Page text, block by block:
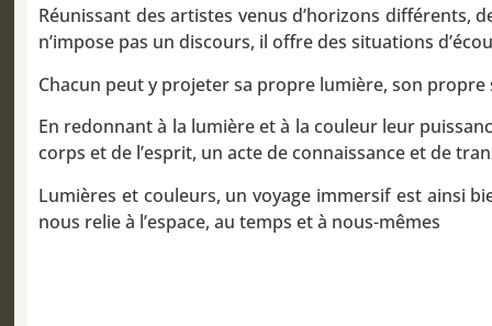
Réunissant des artistes venus d’horizons différents,
n’impose pas un discours, il offre des situations
Chacun peut y projeter sa propre lumière, son
En redonnant à la lumière et à la couleur leur
corps et de l’esprit, un acte de connaissance et de
Lumières et couleurs, un voyage immersif est ainsi
nous relie à l’espace, au temps et à nous-mêmes